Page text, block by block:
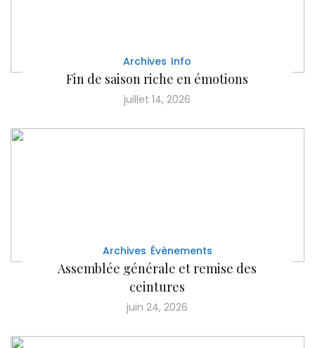
Archives Info
Fin de saison riche en émotions
juillet 14, 2026
Archives Évènements
Assemblée générale et remise des
ceintures
juin 24, 2026